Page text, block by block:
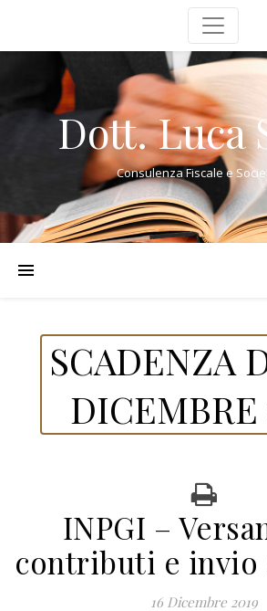
Dott. Luca
Consulenza Fiscale e
SCADENZA
DICEMBRE
INPGI –
contributi e invio
16 Dicembre 2019